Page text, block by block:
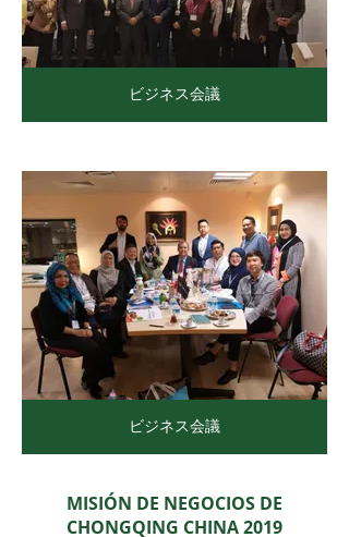
ビジネス会議
ビジネス会議
MISIÓN DE NEGOCIOS DE
CHONGQING CHINA 2019